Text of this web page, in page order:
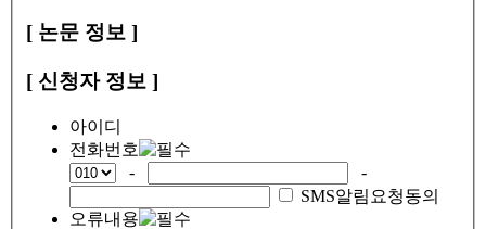
[ 논문 정보 ]
[ 신청자 정보 ]
아이디
전화번호
-
-
SMS알림요청동의
오류내용